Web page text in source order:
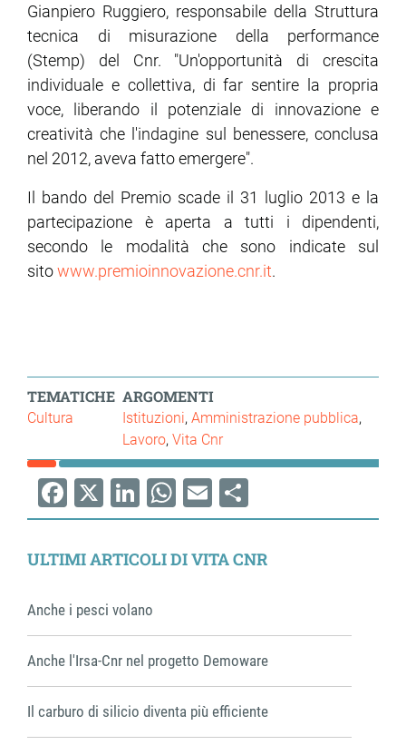
Gianpiero Ruggiero, responsabile della Struttura
tecnica di misurazione della performance
(Stemp) del Cnr. "Un'opportunità di crescita
individuale e collettiva, di far sentire la propria
voce, liberando il potenziale di innovazione e
creatività che l'indagine sul benessere, conclusa
nel 2012, aveva fatto emergere".
Il bando del Premio scade il 31 luglio 2013 e la
partecipazione è aperta a tutti i dipendenti,
secondo le modalità che sono indicate sul
sitowww.premioinnovazione.cnr.it.
TEMATICHE
Cultura
ARGOMENTI
Istituzioni Amministrazione pubblica
Lavoro Vita Cnr
Facebook
X LinkedIn
WhatsApp
EmailShare
ULTIMI ARTICOLI DI VITA CNR
Anche i pesci volano
Anche l'Irsa-Cnr nel progetto Demoware
Il carburo di silicio diventa più efficiente